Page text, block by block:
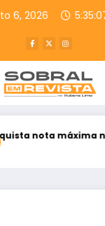
6, 2026
no Ideb e volta